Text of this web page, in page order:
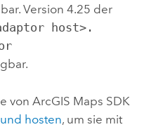
Version 4.25 der
host>.
von ArcGIS Maps SDK
hosten, um sie mit